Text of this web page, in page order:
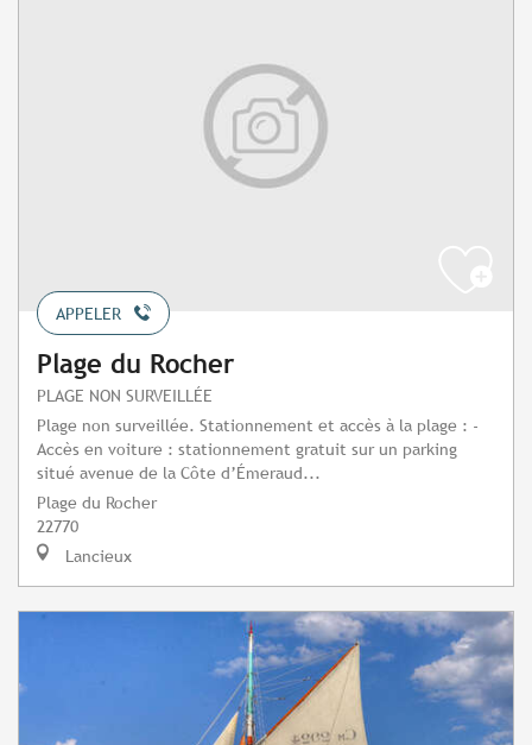
APPELER
Plage du Rocher
PLAGE NON SURVEILLÉE
Plage non surveillée. Stationnement et accès à la plage : -
Accès en voiture : stationnement gratuit sur un parking
situé avenue de la Côte d’Émeraud...
Plage du Rocher
22770
Lancieux